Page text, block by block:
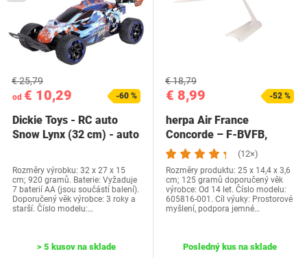
od € 10,29
€ 25,79
-60 %
Dickie Toys - RC auto
Snow Lynx (32 cm) - auto
Rozměry výrobku: 32 x 27 x 15
cm; 920 gramů. Baterie: Vyžaduje
7 baterií AA (jsou součástí balení).
Doporučený věk výrobce: 3 roky a
starší. Číslo modelu:…
> 5 kusov na sklade
€ 8,99
€ 18,79
-52 %
herpa Air France
Concorde – F-BVFB,
mierka 1/200, Snap-fit…
(12×)
Rozměry produktu: 25 x 14,4 x 3,6
cm; 125 gramů doporučený věk
výrobce: Od 14 let. Číslo modelu:
605816-001. Cíl výuky: Prostorové
myšlení, podpora jemné…
Posledný kus na sklade